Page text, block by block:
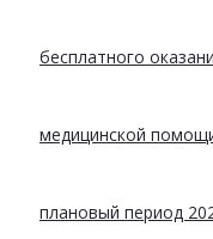
бесплатного
медицинской
плановый период